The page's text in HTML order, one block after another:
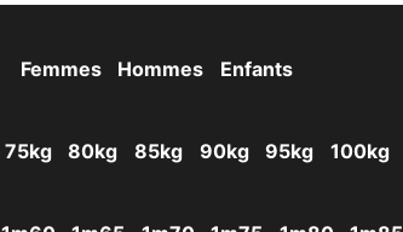
Femmes Hommes Enfants
75kg 80kg 85kg 90kg 95kg 100kg